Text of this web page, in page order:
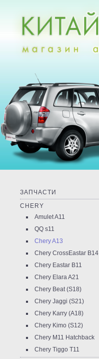
ЗАПЧАСТИ
CHERY
Amulet A11
QQ s11
Chery A13
Chery CrossEastar B14
Chery Eastar B11
Chery Elara A21
Chery Beat (S18)
Chery Jaggi (S21)
Chery Karry (A18)
Chery Kimo (S12)
Chery M11 Hatchback
Chery Tiggo T11